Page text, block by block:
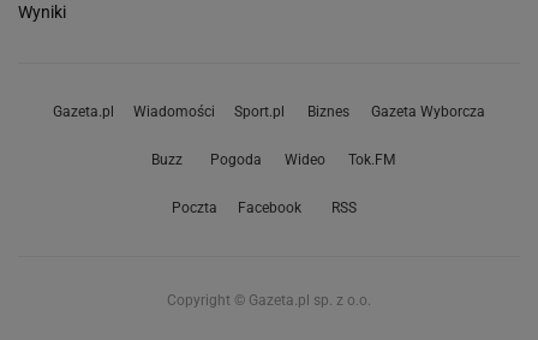
Wyniki
Gazeta.pl Wiadomości Sport.pl Biznes Gazeta Wyborcza
Buzz Pogoda Wideo Tok.FM
Poczta Facebook RSS
Copyright © Gazeta.pl sp. z o.o.